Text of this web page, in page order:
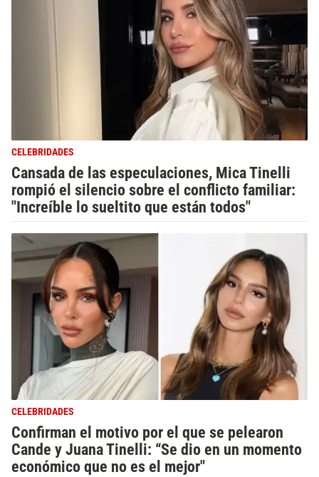
CELEBRIDADES
Cansada de las especulaciones, Mica Tinelli
rompió el silencio sobre el conflicto familiar:
"Increíble lo sueltito que están todos"
CELEBRIDADES
Confirman el motivo por el que se pelearon
Cande y Juana Tinelli: “Se dio en un momento
económico que no es el mejor"